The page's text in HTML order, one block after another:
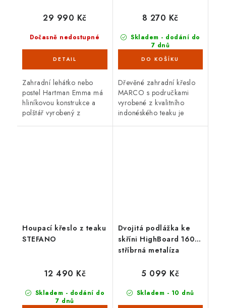
Dočasně nedostupné
29 990 Kč
Zahradní lehátko nebo
postel Hartman Emma má
hliníkovou konstrukce a
polštář vyrobený z
Skladem - dodání do
7 dnů
8 270 Kč
Dřevěné zahradní křeslo
MARCO s područkami
vyrobené z kvalitního
indonéského teaku je
Houpací křeslo z teaku
STEFANO
Skladem - dodání do
7 dnů
12 490 Kč
Dvojitá podlážka ke
skříni HighBoard 160,
stříbrná metalíza
Skladem - 10 dnů
5 099 Kč